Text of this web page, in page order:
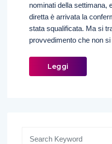
nominati della settimana,
diretta è arrivata la
stata squalificata. Ma si
provvedimento che non
Leggi